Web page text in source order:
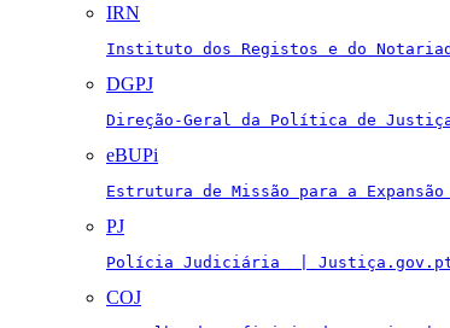
IRN
Instituto dos Registos e do
DGPJ
Direção-Geral da Política de
eBUPi
Estrutura de Missão para a
PJ
Polícia Judiciária  |
COJ